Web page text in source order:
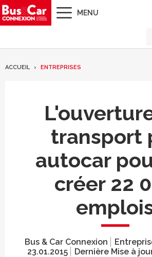
MENU
ACCUEIL ENTREPRISES
transport
autocar
créer 22
Bus & Car Connexion
23.01.2015
Dernière Mise à